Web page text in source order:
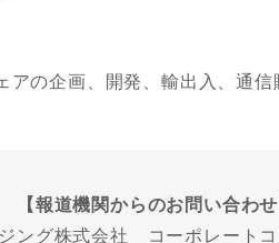
の企画、開発、輸出入、通信
【報道機関からのお問い合わせ
ング株式会社 コーポレート